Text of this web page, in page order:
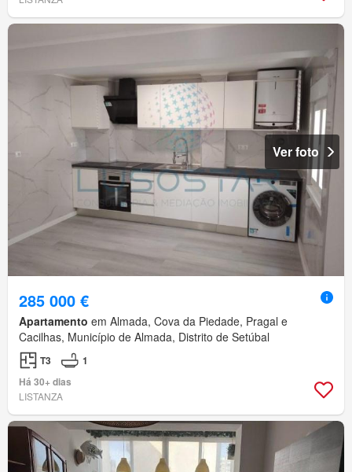
Ver foto
285 000 €
Apartamento em Almada, Cova da Piedade, Pragal e
Cacilhas, Município de Almada, Distrito de Setúbal
T3
1
Há 30+ dias
LISTANZA